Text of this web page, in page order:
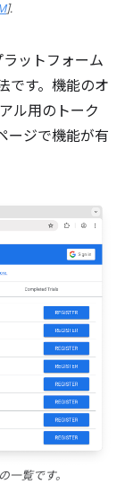
].
ットフォーム
です。機能のオ
ル用のトーク
ージで機能が有
の一覧です。